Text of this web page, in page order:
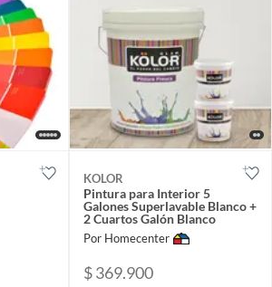
KOLOR
Pintura para Interior 5
Galones Superlavable Blanco +
2 Cuartos Galón Blanco
Por Homecenter
$ 369.900